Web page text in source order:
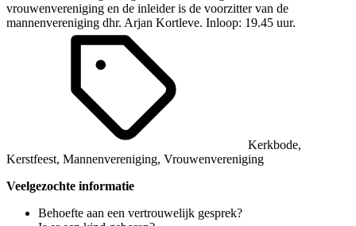
vrouwenvereniging en de inleider is de voorzitter van de
mannenvereniging dhr. Arjan Kortleve. Inloop: 19.45 uur.
Kerkbode,
Kerstfeest, Mannenvereniging, Vrouwenvereniging
Veelgezochte informatie
Behoefte aan een vertrouwelijk gesprek?